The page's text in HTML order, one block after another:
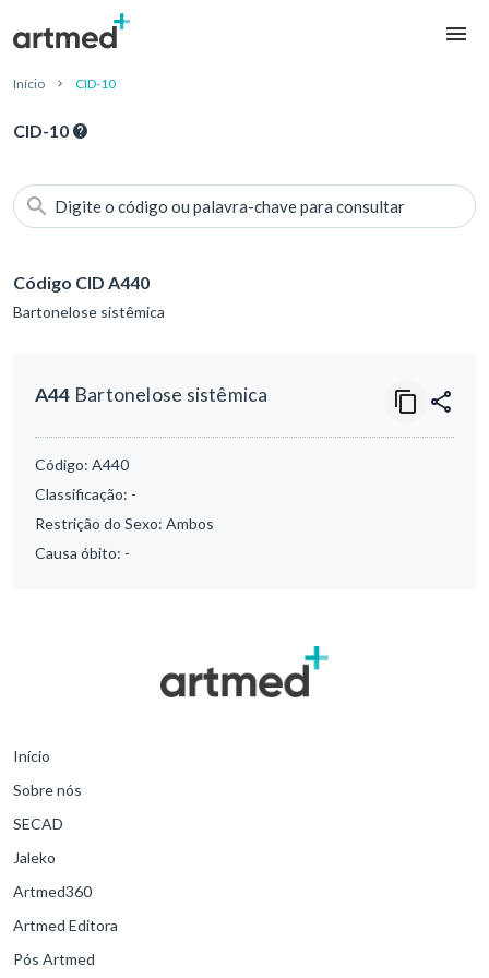
Início CID-10
CID-10
Digite o código ou palavra-chave para consultar
Código CID A440
Bartonelose sistêmica
A44 Bartonelose sistêmica
Código: A440
Classificação: -
Restrição do Sexo: Ambos
Causa óbito: -
Início
Sobre nós
SECAD
Jaleko
Artmed360
Artmed Editora
Pós Artmed